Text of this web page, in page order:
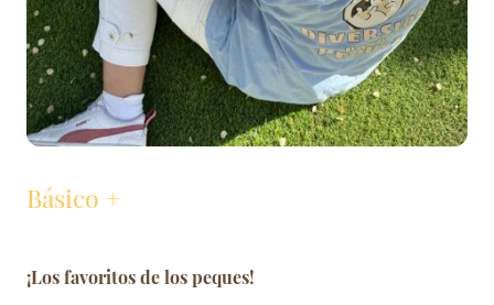
Básico +
¡Los favoritos de los peques!